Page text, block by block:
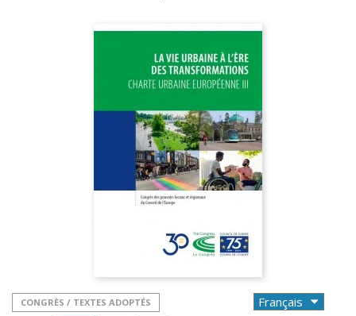
CONGRÈS / TEXTES ADOPTÉS